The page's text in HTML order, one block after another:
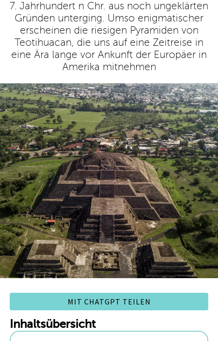
7. Jahrhundert n Chr. aus noch ungeklärten
Gründen unterging. Umso enigmatischer
erscheinen die riesigen Pyramiden von
Teotihuacan, die uns auf eine Zeitreise in
eine Ära lange vor Ankunft der Europäer in
Amerika mitnehmen
MIT CHATGPT TEILEN
Inhaltsübersicht